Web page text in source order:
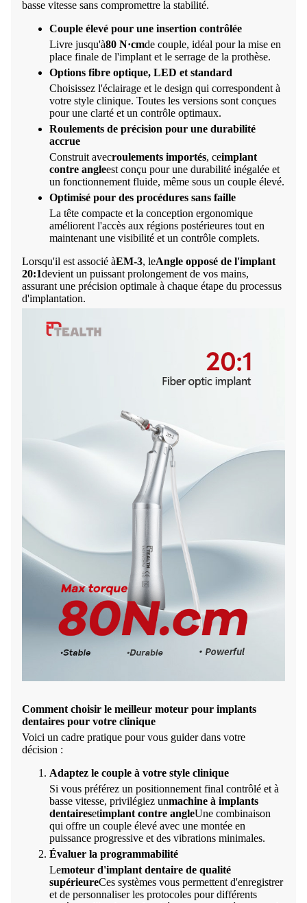
basse vitesse sans compromettre la stabilité.
Couple élevé pour une insertion contrôlée
Livre jusqu'à80 N·cmde couple, idéal pour la mise en
place finale de l'implant et le serrage de la prothèse.
Options fibre optique, LED et standard
Choisissez l'éclairage et le design qui correspondent à
votre style clinique. Toutes les versions sont conçues
pour une clarté et un contrôle optimaux.
Roulements de précision pour une durabilité
accrue
Construit avecroulements importés, ceimplant
contre angleest conçu pour une durabilité inégalée et
un fonctionnement fluide, même sous un couple élevé.
Optimisé pour des procédures sans faille
La tête compacte et la conception ergonomique
améliorent l'accès aux régions postérieures tout en
maintenant une visibilité et un contrôle complets.
Lorsqu'il est associé àEM-3, leAngle opposé de l'implant
20:1devient un puissant prolongement de vos mains,
assurant une précision optimale à chaque étape du processus
d'implantation.
Comment choisir le meilleur moteur pour implants
dentaires pour votre clinique
Voici un cadre pratique pour vous guider dans votre
décision :
Adaptez le couple à votre style clinique
Si vous préférez un positionnement final contrôlé et à
basse vitesse, privilégiez unmachine à implants
dentairesetimplant contre angleUne combinaison
qui offre un couple élevé avec une montée en
puissance progressive et des vibrations minimales.
Évaluer la programmabilité
Lemoteur d'implant dentaire de qualité
supérieureCes systèmes vous permettent d'enregistrer
et de personnaliser les protocoles pour différents